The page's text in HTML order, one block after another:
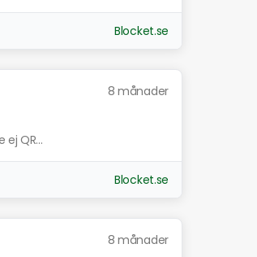
Blocket.se
8 månader
QR...
Blocket.se
8 månader